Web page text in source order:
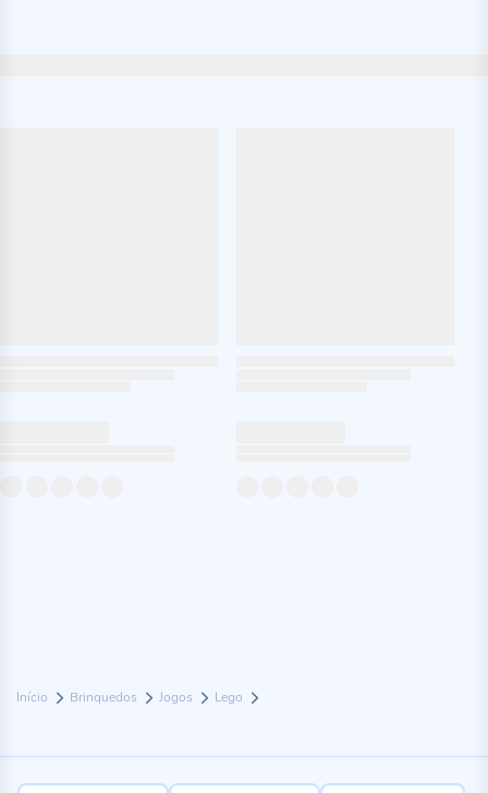
Início Brinquedos Jogos Lego